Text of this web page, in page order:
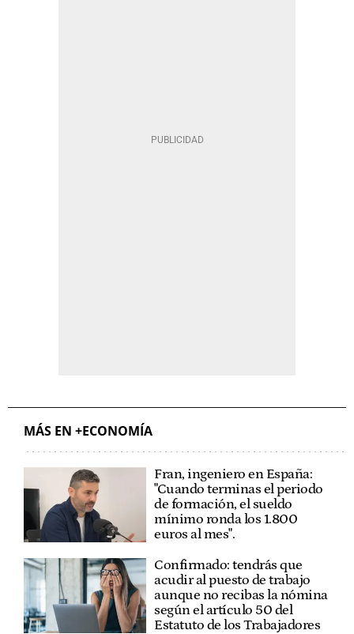
MÁS EN +ECONOMÍA
Fran, ingeniero en España:
"Cuando terminas el periodo
de formación, el sueldo
mínimo ronda los 1.800
euros al mes".
Confirmado: tendrás que
acudir al puesto de trabajo
aunque no recibas la nómina
según el artículo 50 del
Estatuto de los Trabajadores